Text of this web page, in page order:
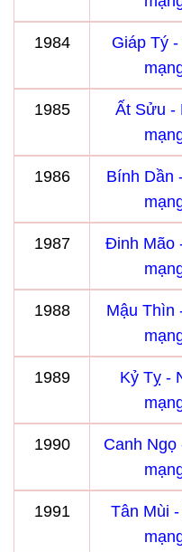
1984
Giáp Tý -
1985
Ất Sửu -
1986
Bính Dần
1987
Đinh Mão
1988
Mậu Thìn
1989
Kỷ Tỵ -
1990
Canh Ngọ
1991
Tân Mùi